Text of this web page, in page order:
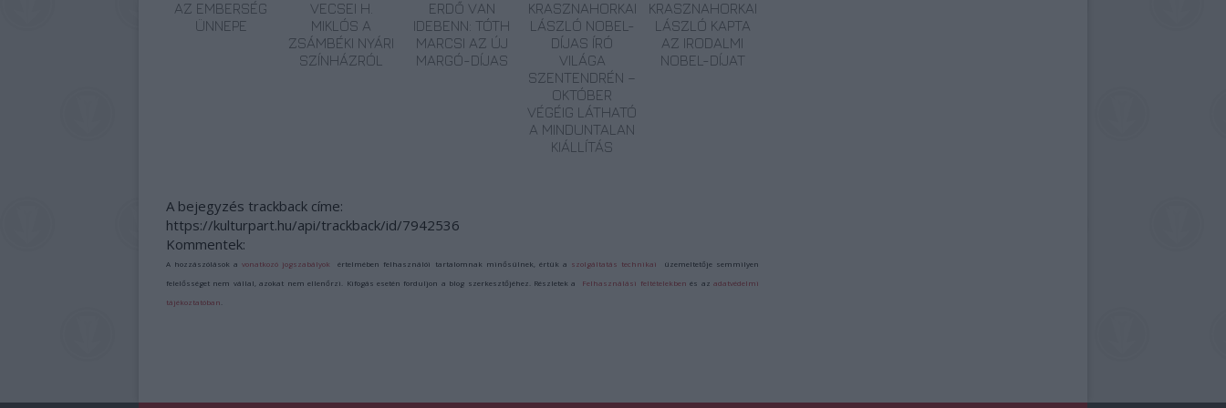
AZ EMBERSÉG
ÜNNEPE
VECSEI H.
MIKLÓS A
ZSÁMBÉKI NYÁRI
SZÍNHÁZRÓL
ERDŐ VAN
IDEBENN: TÓTH
MARCSI AZ ÚJ
MARGÓ-DÍJAS
KRASZNAHORKAI
LÁSZLÓ NOBEL-
DÍJAS ÍRÓ
VILÁGA
SZENTENDRÉN –
OKTÓBER
VÉGÉIG LÁTHATÓ
A MINDUNTALAN
KIÁLLÍTÁS
KRASZNAHORKAI
LÁSZLÓ KAPTA
AZ IRODALMI
NOBEL-DÍJAT
A bejegyzés trackback címe:
https://kulturpart.hu/api/trackback/id/7942536
Kommentek:
A hozzászólások avonatkozó jogszabályok értelmében felhasználói tartalomnak minősülnek, értük a szolgáltatás technikai üzemeltetője semmilyen
felelősséget nem vállal, azokat nem ellenőrzi. Kifogás esetén forduljon a blog szerkesztőjéhez. Részletek a Felhasználási feltételekben és azadatvédelmi
tájékoztatóban